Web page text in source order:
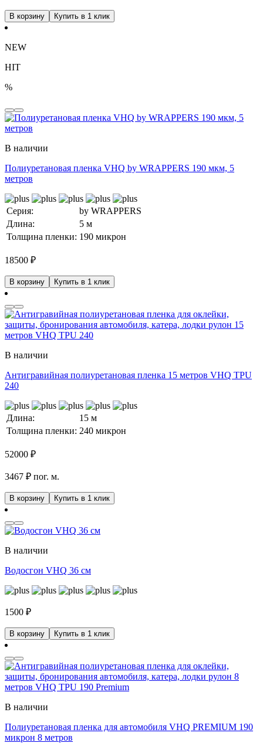
В корзину Купить в 1 клик
NEW
HIT
%
В наличии
Полиуретановая пленка VHQ by WRAPPERS 190 мкм, 5
метров
Серия:
by WRAPPERS
Длина:
5 м
Толщина пленки: 190 микрон
18500 ₽
В корзину Купить в 1 клик
В наличии
Антигравийная полиуретановая пленка 15 метров VHQ TPU
240
Длина:
15 м
Толщина пленки: 240 микрон
52000 ₽
3467 ₽ пог. м.
В корзину Купить в 1 клик
В наличии
Водосгон VHQ 36 см
1500 ₽
В корзину Купить в 1 клик
В наличии
Полиуретановая пленка для автомобиля VHQ PREMIUM 190
микрон 8 метров